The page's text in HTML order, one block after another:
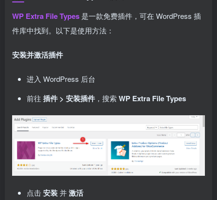
WP Extra File Types 是一款免费插件，可在 WordPress 插
件库中找到。以下是使用方法：
安装并激活插件
进入 WordPress 后台
前往 插件 > 安装插件 ，搜索WP Extra File Types
点击安装并激活